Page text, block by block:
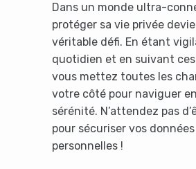
Dans un monde ultra-
protéger sa vie privée
véritable défi. En étant
quotidien et en suivant
vous mettez toutes les
votre côté pour naviguer
sérénité. N’attendez pas
pour sécuriser vos données
personnelles !
Yes, I will turn off Ad-
No Thanks